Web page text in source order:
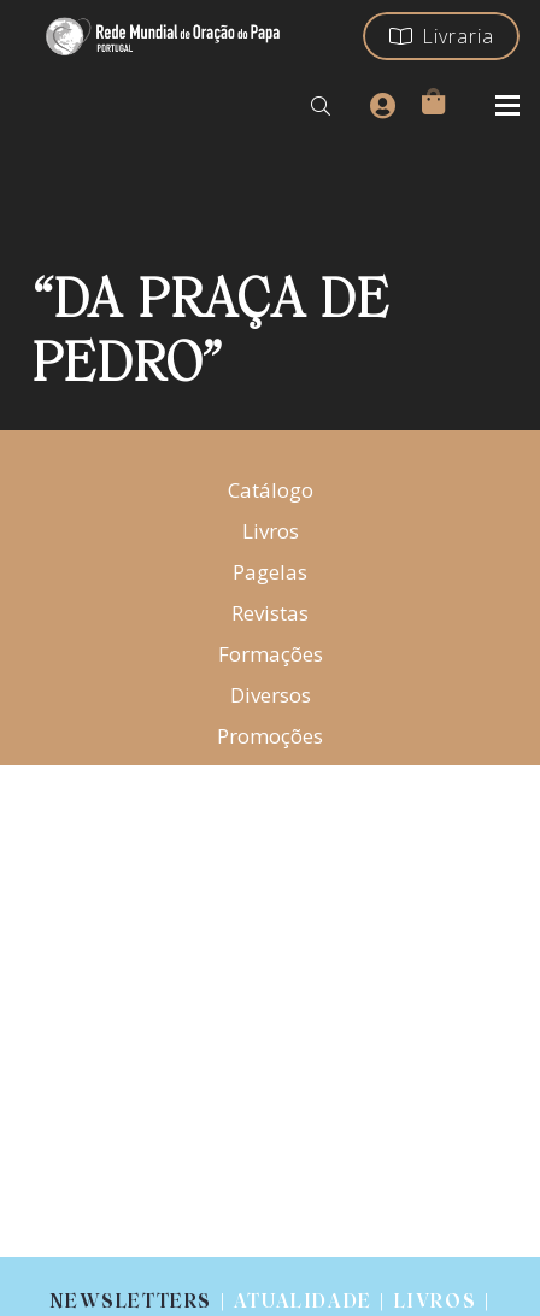
Livraria
“DA PRAÇA DE
PEDRO”
Catálogo
Livros
Pagelas
Revistas
Formações
Diversos
Promoções
NEWSLETTERS
| ATUALIDADE | LIVROS |